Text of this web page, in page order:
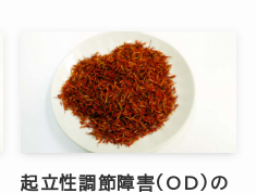
起立性調節障害（OD）の